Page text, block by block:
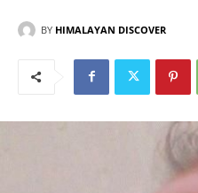
BY HIMALAYAN DISCOVER